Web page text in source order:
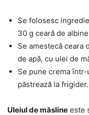
Se folosesc
30 g ceară de
Se amestecă ceara
de apă, cu ulei de
Se pune crema
păstrează la frigider.
Uleiul de măsline este